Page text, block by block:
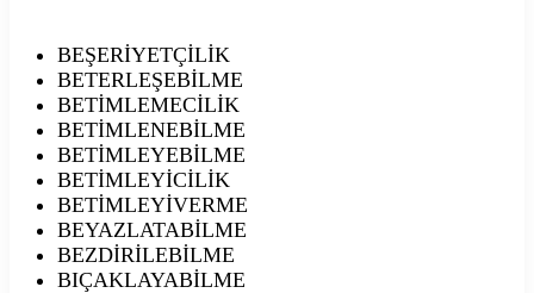
BEŞERİYETÇİLİK
BETERLEŞEBİLME
BETİMLEMECİLİK
BETİMLENEBİLME
BETİMLEYEBİLME
BETİMLEYİCİLİK
BETİMLEYİVERME
BEYAZLATABİLME
BEZDİRİLEBİLME
BIÇAKLAYABİLME